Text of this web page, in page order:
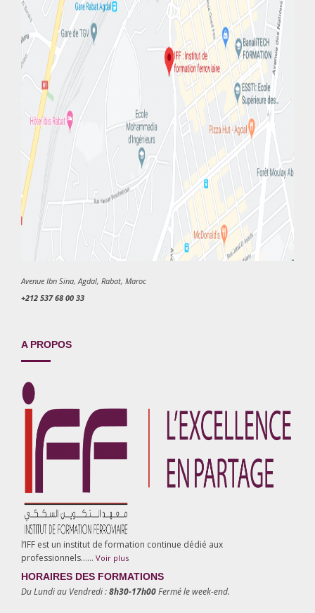
Avenue Ibn Sina, Agdal, Rabat, Maroc
+212 537 68 00 33
A PROPOS
l’IFF est un institut de formation continue dédié aux
professionnels…… Voir plus
HORAIRES DES FORMATIONS
Du Lundi au Vendredi :8h30-17h00Fermé le week-end.